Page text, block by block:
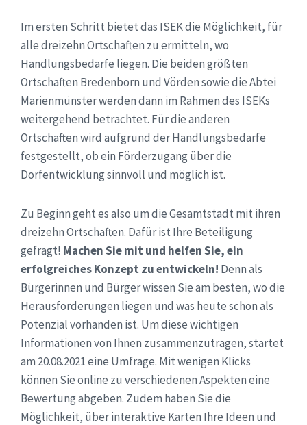
Im ersten Schritt bietet das ISEK die Möglichkeit, für
alle dreizehn Ortschaften zu ermitteln, wo
Handlungsbedarfe liegen. Die beiden größten
Ortschaften Bredenborn und Vörden sowie die Abtei
Marienmünster werden dann im Rahmen des ISEKs
weitergehend betrachtet. Für die anderen
Ortschaften wird aufgrund der Handlungsbedarfe
festgestellt, ob ein Förderzugang über die
Dorfentwicklung sinnvoll und möglich ist.
Zu Beginn geht es also um die Gesamtstadt mit ihren
dreizehn Ortschaften. Dafür ist Ihre Beteiligung
gefragt! Machen Sie mit und helfen Sie, ein
erfolgreiches Konzept zu entwickeln! Denn als
Bürgerinnen und Bürger wissen Sie am besten, wo die
Herausforderungen liegen und was heute schon als
Potenzial vorhanden ist. Um diese wichtigen
Informationen von Ihnen zusammenzutragen, startet
am 20.08.2021 eine Umfrage. Mit wenigen Klicks
können Sie online zu verschiedenen Aspekten eine
Bewertung abgeben. Zudem haben Sie die
Möglichkeit, über interaktive Karten Ihre Ideen und